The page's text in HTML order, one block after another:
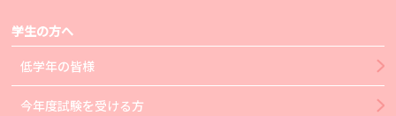
学生の方へ
低学年の皆様
今年度試験を受ける方